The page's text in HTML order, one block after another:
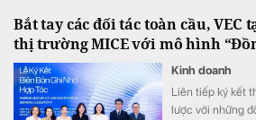
Bắt tay các đối tác toàn cầu, VEC
thị trường MICE với mô hình
Kinh doanh
Liên tiếp ký kết
lược với những